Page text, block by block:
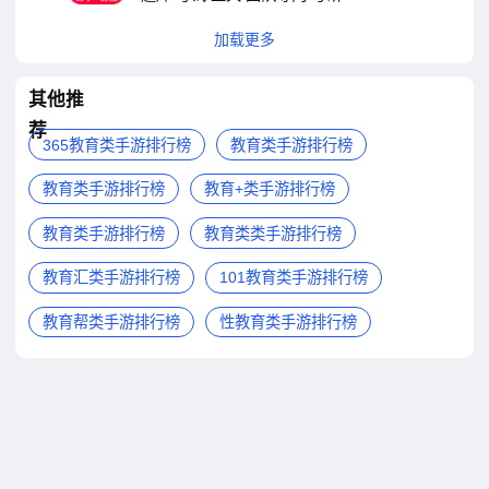
加载更多
其他推
荐
365教育类手游排行榜 教育类手游排行榜
教育类手游排行榜 教育+类手游排行榜
教育类手游排行榜 教育类类手游排行榜
教育汇类手游排行榜 101教育类手游排行榜
教育帮类手游排行榜 性教育类手游排行榜